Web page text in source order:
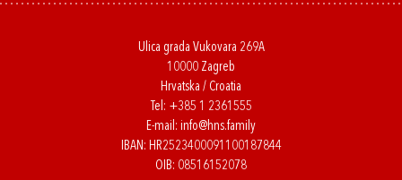
Ulica grada Vukovara 269A
10000 Zagreb
Hrvatska / Croatia
Tel: +385 1 2361555
E-mail: info@hns.family
IBAN: HR2523400091100187844
OIB: 08516152078